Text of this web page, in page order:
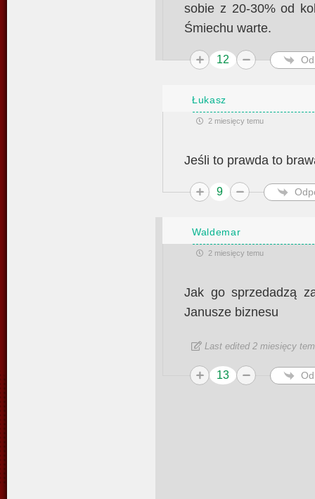
sobie z 20-30% od
Śmiechu warte.
12
Łukasz
2 miesięcy temu
Jeśli to prawda to
9
Waldemar
2 miesięcy temu
Jak go sprzedadzą
Janusze biznesu
Last edited 2 miesięcy
13